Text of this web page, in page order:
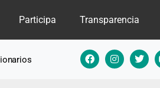
Participa Transparencia